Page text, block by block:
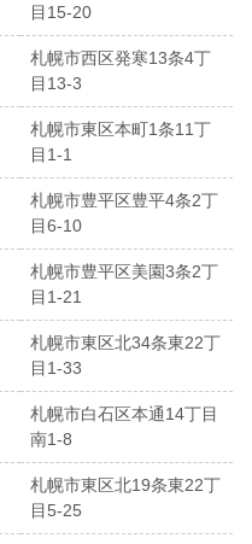
目15-20
札幌市西区発寒13条4丁
目13-3
札幌市東区本町1条11丁
目1-1
札幌市豊平区豊平4条2丁
目6-10
札幌市豊平区美園3条2丁
目1-21
札幌市東区北34条東22丁
目1-33
札幌市白石区本通14丁目
南1-8
札幌市東区北19条東22丁
目5-25